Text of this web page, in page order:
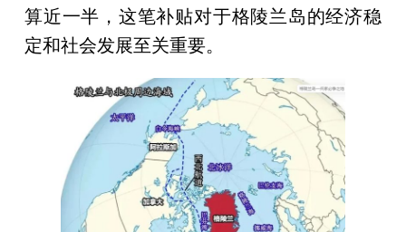
算近一半，这笔补贴对于格陵兰岛的经济稳
定和社会发展至关重要。